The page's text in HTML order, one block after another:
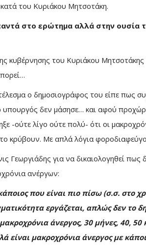
του Κυριάκου Μητσοτάκη.
στο ερώτημα αλλά στην ουσία
κυβέρνησης του Κυριάκου
ο δημοσιογράφος του είπε πως
δεν μάσησε… και αφού
-ούτε λίγο ούτε πολύ- ότι οι
κρύβουν. Με απλά λόγια
Γεωργιάδης για να δικαιολογηθεί
ανέργων:
που είναι πιο πίσω (σ.σ. στο
εργάζεται, απλώς δεν το
άνεργος, 30 μήνες, 40,
είναι μακροχρόνια άνεργος με